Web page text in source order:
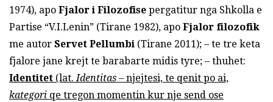
1974), apo Fjalor i Filozofise pergatitur nga Shkolla e
Partise “V.I.Lenin” (Tirane 1982), apo Fjalor filozofik
me autor Servet Pellumbi (Tirane 2011); – te tre keta
fjalore jane krejt te barabarte midis tyre; – thuhet:
Identitet (lat.Identitas –njejtesi, te qenit po ai,
kategori qe tregon momentin kur nje send ose